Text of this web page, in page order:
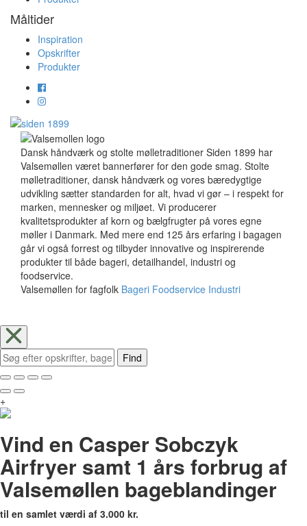
Måltider
Inspiration
Opskrifter
Produkter
Dansk håndværk og stolte mølletraditioner Siden 1899 har
Valsemøllen været bannerfører for den gode smag. Stolte
mølletraditioner, dansk håndværk og vores bæredygtige
udvikling sætter standarden for alt, hvad vi gør – i respekt for
marken, mennesker og miljøet. Vi producerer
kvalitetsprodukter af korn og bælgfrugter på vores egne
møller i Danmark. Med mere end 125 års erfaring i bagagen
går vi også forrest og tilbyder innovative og inspirerende
produkter til både bageri, detailhandel, industri og
foodservice.
Valsemøllen for fagfolk Bageri Foodservice Industri
Find
+
Vind en Casper Sobczyk
Airfryer samt 1 års forbrug af
Valsemøllen bageblandinger
til en samlet værdi af 3.000 kr.